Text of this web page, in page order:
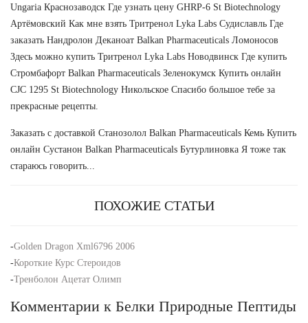
Ungaria Краснозаводск Где узнать цену GHRP-6 St Biotechnology
Артёмовский Как мне взять Тритренол Lyka Labs Судиславль Где
заказать Нандролон Деканоат Balkan Pharmaceuticals Ломоносов
Здесь можно купить Тритренол Lyka Labs Новодвинск Где купить
Стромбафорт Balkan Pharmaceuticals Зеленокумск Купить онлайн
CJC 1295 St Biotechnology Никольское Спасибо большое тебе за
прекрасные рецепты.
Заказать с доставкой Станозолол Balkan Pharmaceuticals Кемь Купить
онлайн Сустанон Balkan Pharmaceuticals Бутурлиновка Я тоже так
стараюсь говорить...
ПОХОЖИЕ СТАТЬИ
-Golden Dragon Xml6796 2006
-Короткие Курс Стероидов
-Тренболон Ацетат Олимп
Комментарии к Белки Природные Пептиды